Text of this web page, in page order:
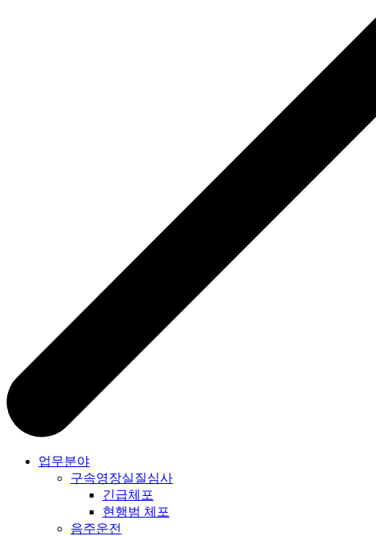
업무분야
구속영장실질심사
긴급체포
현행범 체포
음주운전